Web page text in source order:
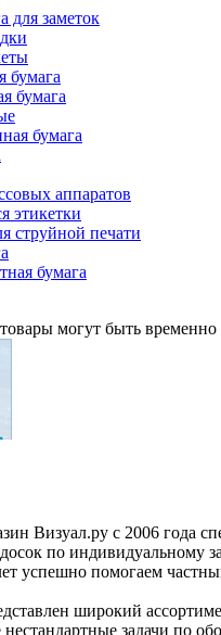
для заметок
бумага
бумага
бумага
аппаратов
этикетки
струйной печати
бумага
могут быть
Визуал.ру с 2006 года
по индивидуальному
успешно помогаем
широкий
задачи по